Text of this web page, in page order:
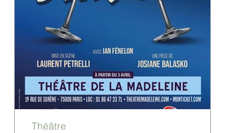
Théâtre